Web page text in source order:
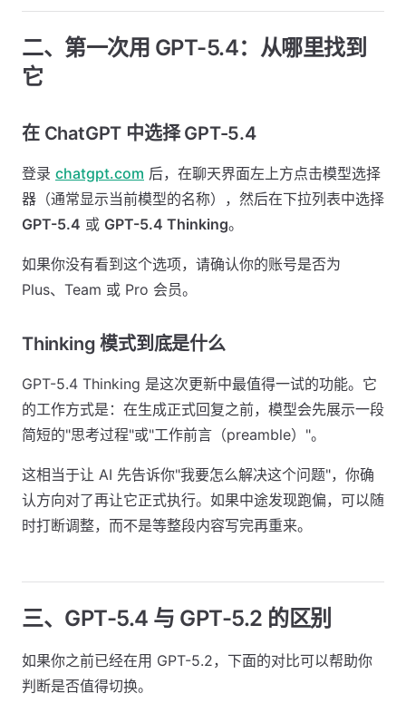
二、第一次用 GPT-5.4：从哪里找到
它
在 ChatGPT 中选择 GPT-5.4
登录 chatgpt.com 后，在聊天界面左上方点击模型选择
器（通常显示当前模型的名称），然后在下拉列表中选择
GPT-5.4 或 GPT-5.4 Thinking。
如果你没有看到这个选项，请确认你的账号是否为
Plus、Team 或 Pro 会员。
Thinking 模式到底是什么
GPT-5.4 Thinking 是这次更新中最值得一试的功能。它
的工作方式是：在生成正式回复之前，模型会先展示一段
简短的"思考过程"或"工作前言（preamble）"。
这相当于让 AI 先告诉你"我要怎么解决这个问题"，你确
认方向对了再让它正式执行。如果中途发现跑偏，可以随
时打断调整，而不是等整段内容写完再重来。
三、GPT-5.4 与 GPT-5.2 的区别
如果你之前已经在用 GPT-5.2，下面的对比可以帮助你
判断是否值得切换。